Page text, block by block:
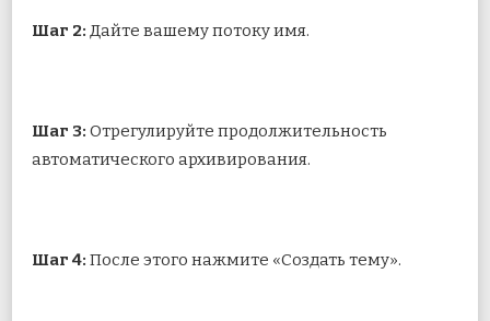
Шаг 2: Дайте вашему потоку имя.
Шаг 3: Отрегулируйте продолжительность
автоматического архивирования.
Шаг 4: После этого нажмите «Создать тему».